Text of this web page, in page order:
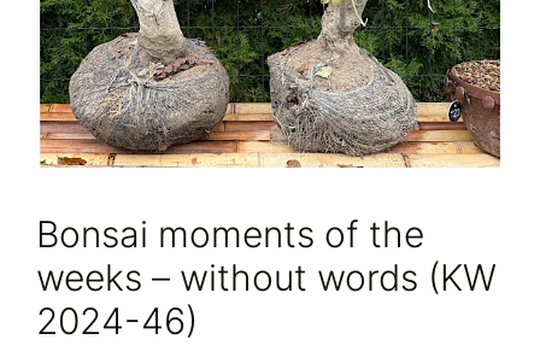
Bonsai moments of the
weeks – without words (KW
2024-46)